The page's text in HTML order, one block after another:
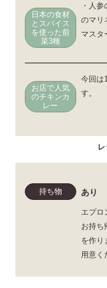
日本の食材
とスパイス
を使った前
菜3種
・人
のマリ
マスタ
お店で人気
のチキンカ
レー
今回は
す。
持ち物 あり
エプロ
お持ち
を作り
用意く